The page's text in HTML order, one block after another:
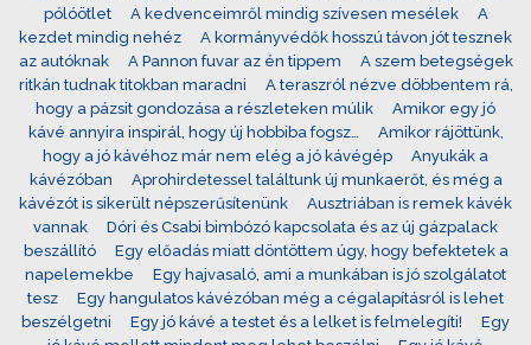
pólóötlet
A kedvenceimről mindig szívesen mesélek
A
kezdet mindig nehéz
A kormányvédők hosszú távon jót tesznek
az autóknak
A Pannon fuvar az én tippem
A szem betegségek
ritkán tudnak titokban maradni
A teraszról nézve döbbentem rá,
hogy a pázsit gondozása a részleteken múlik
Amikor egy jó
kávé annyira inspirál, hogy új hobbiba fogsz…
Amikor rájöttünk,
hogy a jó kávéhoz már nem elég a jó kávégép
Anyukák a
kávézóban
Aprohirdetessel találtunk új munkaerőt, és még a
kávézót is sikerült népszerűsítenünk
Ausztriában is remek kávék
vannak
Dóri és Csabi bimbózó kapcsolata és az új gázpalack
beszállító
Egy előadás miatt döntöttem úgy, hogy befektetek a
napelemekbe
Egy hajvasaló, ami a munkában is jó szolgálatot
tesz
Egy hangulatos kávézóban még a cégalapításról is lehet
beszélgetni
Egy jó kávé a testet és a lelket is felmelegíti!
Egy